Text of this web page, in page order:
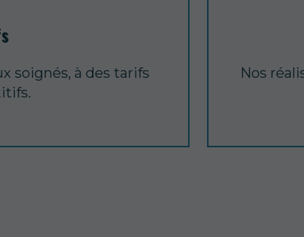
soignés, à des tarifs
Nos